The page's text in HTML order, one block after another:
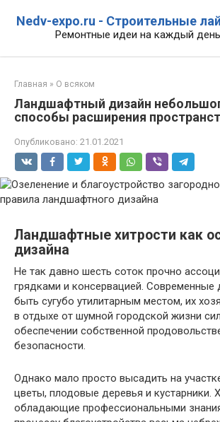
Nedv-expo.ru - Строительные
Ремонтные идеи на каждый день
Главная » О всяком
Ландшафтный дизайн
способы расширения
Опубликовано: 21.01.2021
Ландшафтные хитрости как
дизайна
Не так давно шесть соток прочно
грядками и консервацией. Современные
быть сугубо утилитарным местом, их
в отдыхе от шумной городской жизни
обеспечении собственной
безопасности.
Однако мало просто высадить на
цветы, плодовые деревья и кустарники.
обладающие профессиональными